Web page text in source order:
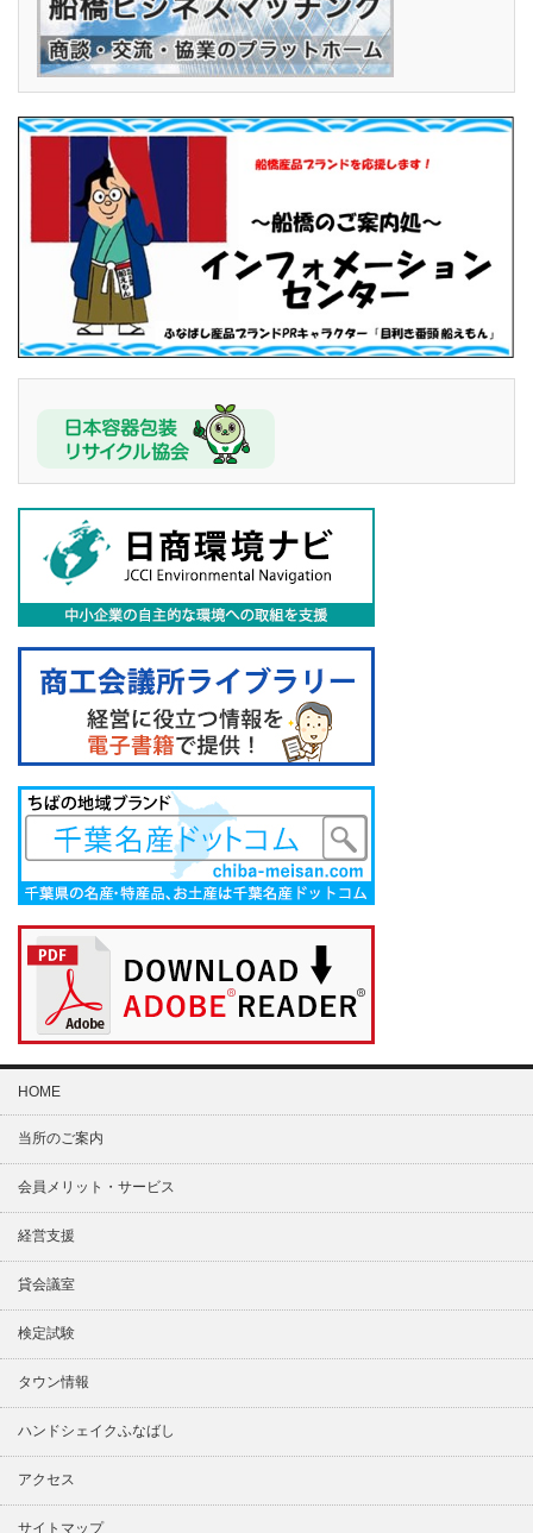
HOME
当所のご案内
会員メリット・サービス
経営支援
貸会議室
検定試験
タウン情報
ハンドシェイクふなばし
アクセス
サイトマップ